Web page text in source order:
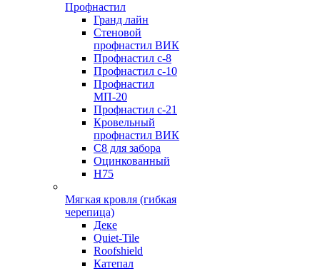
Профнастил
Гранд лайн
Стеновой
профнастил ВИК
Профнастил с-8
Профнастил с-10
Профнастил
МП-20
Профнастил с-21
Кровельный
профнастил ВИК
С8 для забора
Оцинкованный
Н75
Мягкая кровля (гибкая
черепица)
Деке
Quiet-Tile
Roofshield
Катепал